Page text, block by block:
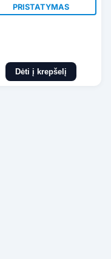
PRISTATYMAS
Dėti į krepšelį